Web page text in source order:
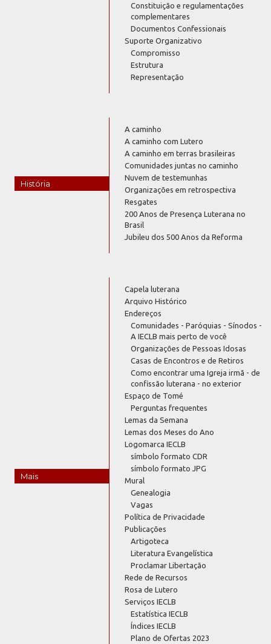
Constituição e regulamentações
complementares
Documentos Confessionais
Suporte Organizativo
Compromisso
Estrutura
Representação
História
A caminho
A caminho com Lutero
A caminho em terras brasileiras
Comunidades juntas no caminho
Nuvem de testemunhas
Organizações em retrospectiva
Resgates
200 Anos de Presença Luterana no
Brasil
Jubileu dos 500 Anos da Reforma
Mais
Capela luterana
Arquivo Histórico
Endereços
Comunidades - Paróquias - Sínodos -
A IECLB mais perto de você
Organizações de Pessoas Idosas
Casas de Encontros e de Retiros
Como encontrar uma Igreja irmã - de
confissão luterana - no exterior
Espaço de Tomé
Perguntas frequentes
Lemas da Semana
Lemas dos Meses do Ano
Logomarca IECLB
símbolo formato CDR
símbolo formato JPG
Mural
Genealogia
Vagas
Política de Privacidade
Publicações
Artigoteca
Literatura Evangelística
Proclamar Libertação
Rede de Recursos
Rosa de Lutero
Serviços IECLB
Estatística IECLB
Índices IECLB
Plano de Ofertas 2023